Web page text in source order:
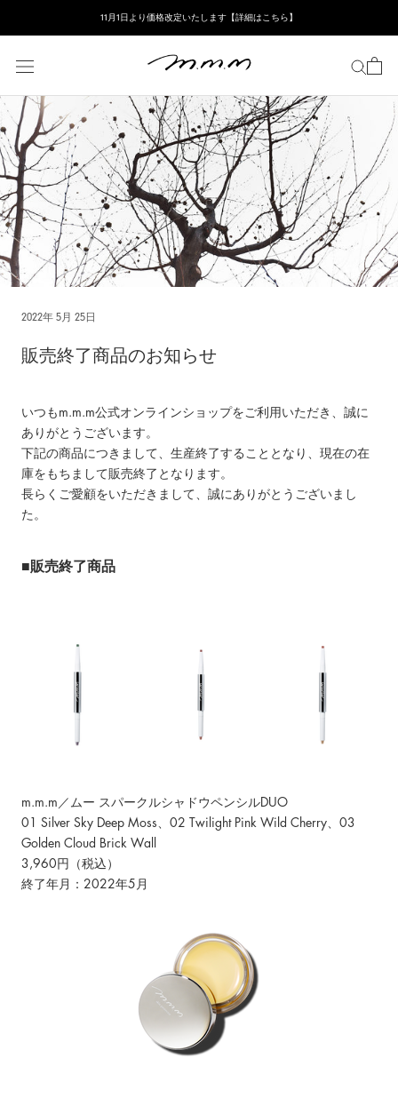
し
て
コ
ン
テ
ン
ツ
に
移
動
11月1日より価格改定いたします【詳細はこちら】
2022年 5月 25日
販売終了商品のお知らせ
いつもm.m.m公式オンラインショップをご利用いただき、誠に
ありがとうございます。
下記の商品につきまして、生産終了することとなり、現在の在
庫をもちまして販売終了となります。
長らくご愛顧をいただきまして、誠にありがとうございまし
た。
■販売終了商品
m.m.m／ムー スパークルシャドウペンシルDUO
01 Silver Sky Deep Moss、02 Twilight Pink Wild Cherry、03
Golden Cloud Brick Wall
3,960円（税込）
終了年月：2022年5月